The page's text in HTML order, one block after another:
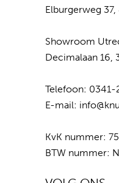
Elburgerweg 37,
Showroom
Decimalaan 16,
Telefoon: 0341-
E-mail:
KvK nummer:
BTW nummer: